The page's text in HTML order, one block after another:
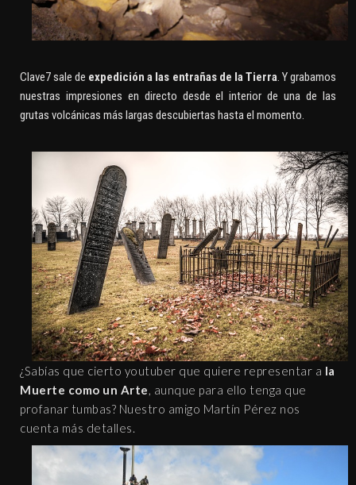
Clave7 sale de expedición a las entrañas de la Tierra. Y grabamos
nuestras impresiones en directo desde el interior de una de las
grutas volcánicas más largas descubiertas hasta el momento.
¿Sabías que cierto youtuber que quiere representar a la
Muerte como un Arte, aunque para ello tenga que
profanar tumbas? Nuestro amigo Martín Pérez nos
cuenta más detalles.